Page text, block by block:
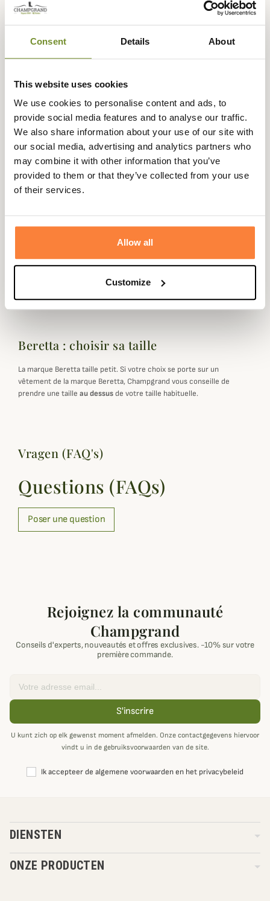
Consent Details About
This website uses cookies
We use cookies to personalise content and ads, to
provide social media features and to analyse our traffic.
We also share information about your use of our site with
our social media, advertising and analytics partners who
may combine it with other information that you’ve
provided to them or that they’ve collected from your use
of their services.
Allow all
Customize
Expédié dans
la journée
Échange ou
retour sous
Paiement
sécurisé
Paiement en
3 fois dès 100
Beschrijving
Beretta biedt je de Big B cap. Zoals de naam al doet
vermoeden, is er een grote B op de voorkant geborduurd,
wat hem een strak design geeft.
waaronder kogelschieten, jagen, golf en vissen.
One size fits all, verstelbaar met klittenband
Gegevensblad
Beige, Blauw, Groen
Beretta : choisir sa taille
La marque Beretta taille petit. Si votre choix se porte sur un
vêtement de la marque Beretta, Champgrand vous conseille de
prendre une taille au dessusde votre taille habituelle.
Vragen (FAQ's)
Questions (FAQs)
Poser une question
Rejoignez la communauté
Champgrand
Conseils d'experts, nouveautés et offres exclusives. -10% sur votre
première commande.
S'inscrire
U kunt zich op elk gewenst moment afmelden. Onze contactgegevens hiervoor
vindt u in de gebruiksvoorwaarden van de site.
Ik accepteer de algemene voorwaarden en het privacybeleid
DIENSTEN
ONZE PRODUCTEN